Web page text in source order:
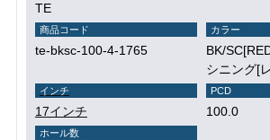
TE
商品コード
te-bksc-100-4-1765
カラー
BK/
シニング[
インチ
17インチ
PCD
100.0
ホール数